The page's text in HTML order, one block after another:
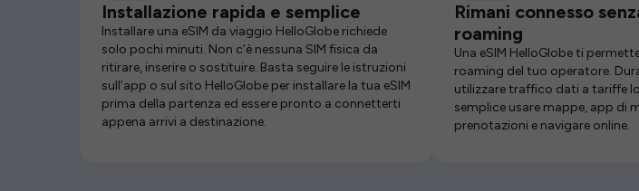
Installazione rapida e semplice
Installare una eSIM da viaggio HelloGlobe richiede
solo pochi minuti. Non c’è nessuna SIM fisica da
ritirare, inserire o sostituire. Basta seguire le istruzioni
sull’app o sul sito HelloGlobe per installare la tua eSIM
prima della partenza ed essere pronto a connetterti
appena arrivi a destinazione.
Rimani connesso
roaming
Una eSIM HelloGlobe ti
roaming del tuo operatore.
utilizzare traffico dati a tariffe
semplice usare mappe, app di
prenotazioni e navigare online.